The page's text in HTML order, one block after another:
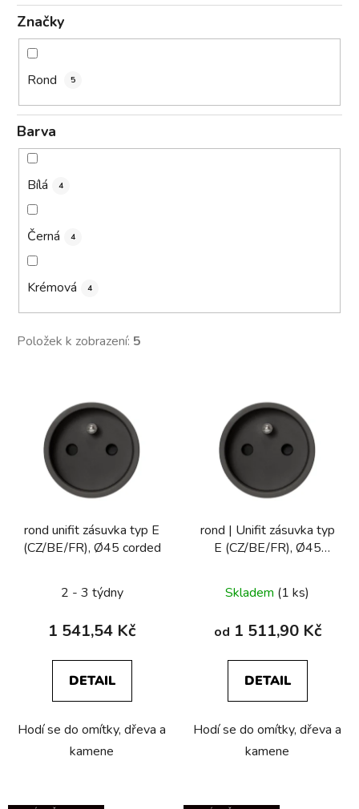
Značky
Rond 5
Barva
Bílá 4
Černá 4
Krémová 4
Položek k zobrazení: 5
rond unifit zásuvka typ E
(CZ/BE/FR), Ø45 corded
2 - 3 týdny
1 541,54 Kč
DETAIL
Hodí se do omítky, dřeva a
kamene
rond | Unifit zásuvka typ
E (CZ/BE/FR), Ø45
Skladem (1 ks)
od 1 511,90 Kč
DETAIL
Hodí se do omítky, dřeva a
kamene